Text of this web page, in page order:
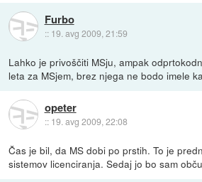
Furbo
:: 19. avg 2009, 21:59
Lahko je privoščiti MSju, ampak
leta za MSjem, brez njega ne bodo imele
opeter
:: 19. avg 2009, 22:08
Čas je bil, da MS dobi po prstih. To je
sistemov licenciranja. Sedaj jo bo sam